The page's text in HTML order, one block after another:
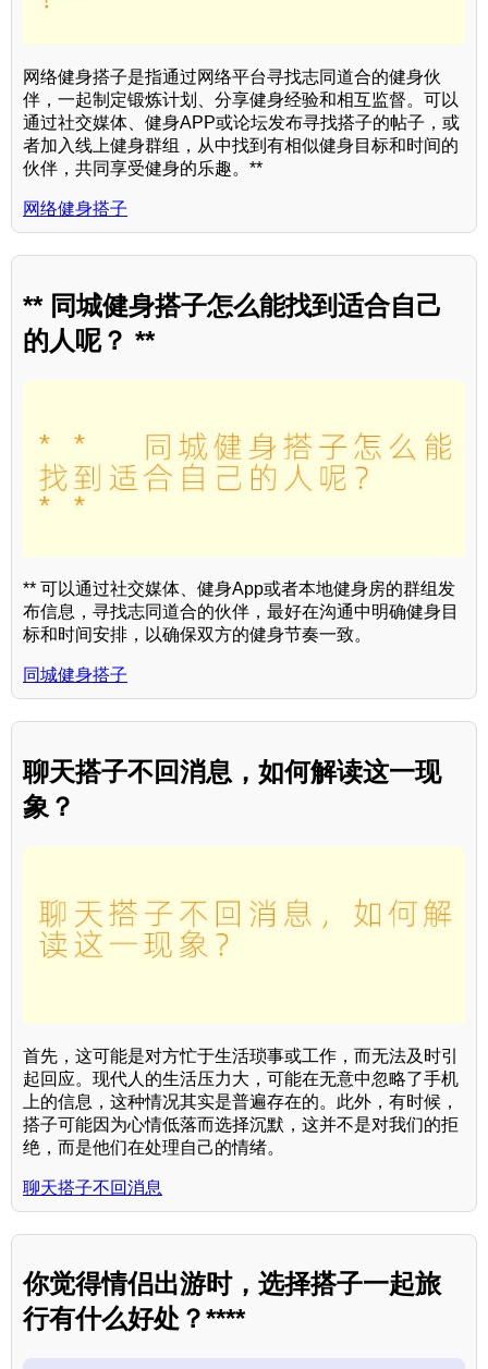
网络健身搭子是指通过网络平台寻找志同道合的健身伙
伴，一起制定锻炼计划、分享健身经验和相互监督。可以
通过社交媒体、健身APP或论坛发布寻找搭子的帖子，或
者加入线上健身群组，从中找到有相似健身目标和时间的
伙伴，共同享受健身的乐趣。**
网络健身搭子
** 同城健身搭子怎么能找到适合自己
的人呢？ **
** 可以通过社交媒体、健身App或者本地健身房的群组发
布信息，寻找志同道合的伙伴，最好在沟通中明确健身目
标和时间安排，以确保双方的健身节奏一致。
同城健身搭子
聊天搭子不回消息，如何解读这一现
象？
首先，这可能是对方忙于生活琐事或工作，而无法及时引
起回应。现代人的生活压力大，可能在无意中忽略了手机
上的信息，这种情况其实是普遍存在的。此外，有时候，
搭子可能因为心情低落而选择沉默，这并不是对我们的拒
绝，而是他们在处理自己的情绪。
聊天搭子不回消息
你觉得情侣出游时，选择搭子一起旅
行有什么好处？****